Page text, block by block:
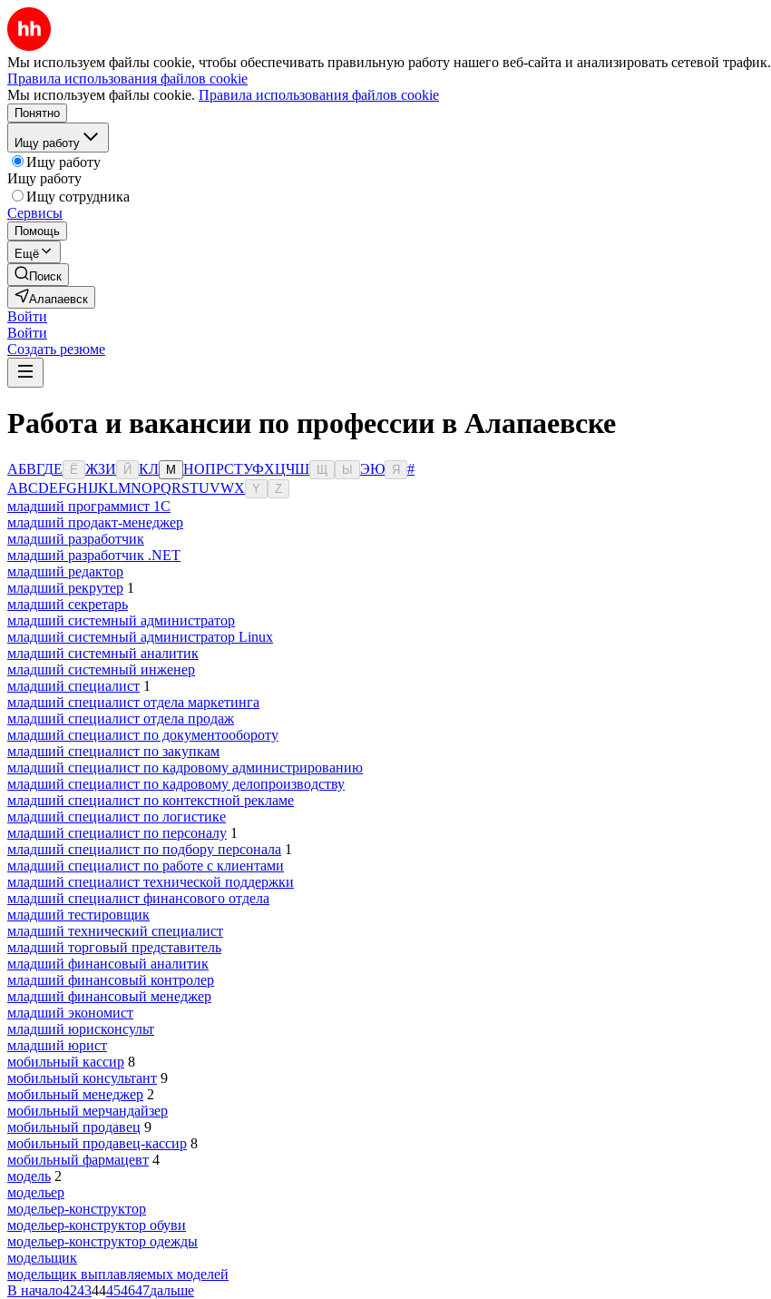
Мы используем файлы cookie, чтобы обеспечивать правильную работу нашего веб-сайта и анализировать сетевой трафик.
Правила использования файлов cookie
Мы используем файлы cookie. Правила использования файлов cookie
Понятно
Ищу работу
Ищу работу
Ищу работу
Ищу сотрудника
Сервисы
Помощь
Ещё
Поиск
Алапаевск
Войти
Войти
Создать резюме
Работа и вакансии по профессии в Алапаевске
АБВГДЕ Ё ЖЗИ Й КЛ М НОПРСТУФХЦЧШ Ы ЭЮ Я
#
ABCDEFGHIJKLMNOPQRSTUVWX Y Z
младший программист 1С
младший продакт-менеджер
младший разработчик
младший разработчик .NET
младший редактор
младший рекрутер 1
младший секретарь
младший системный администратор
младший системный администратор Linux
младший системный аналитик
младший системный инженер
младший специалист 1
младший специалист отдела маркетинга
младший специалист отдела продаж
младший специалист по документообороту
младший специалист по закупкам
младший специалист по кадровому администрированию
младший специалист по кадровому делопроизводству
младший специалист по контекстной рекламе
младший специалист по логистике
младший специалист по персоналу 1
младший специалист по подбору персонала 1
младший специалист по работе с клиентами
младший специалист технической поддержки
младший специалист финансового отдела
младший тестировщик
младший технический специалист
младший торговый представитель
младший финансовый аналитик
младший финансовый контролер
младший финансовый менеджер
младший экономист
младший юрисконсульт
младший юрист
мобильный кассир 8
мобильный консультант 9
мобильный менеджер 2
мобильный мерчандайзер
мобильный продавец 9
мобильный продавец-кассир 8
мобильный фармацевт 4
модель 2
модельер
модельер-конструктор
модельер-конструктор обуви
модельер-конструктор одежды
модельщик
модельщик выплавляемых моделей
В начало424344454647дальше